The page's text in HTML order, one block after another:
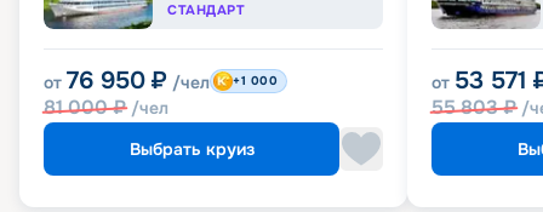
СТАНДАРТ
от 76 950 ₽ /чел
81 000₽ /чел
+1 000
Выбрать круиз
от 53 571
55 803₽ /